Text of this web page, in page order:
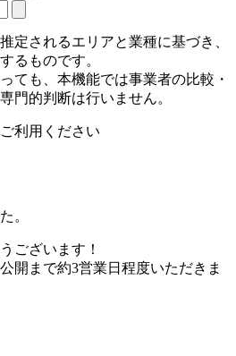
定されるエリアと業種に基づき、
るものです。
ても、本機能では事業者の比較・
門的判断は行いません。
利用ください
。
ございます！
開まで約3営業日程度いただきま